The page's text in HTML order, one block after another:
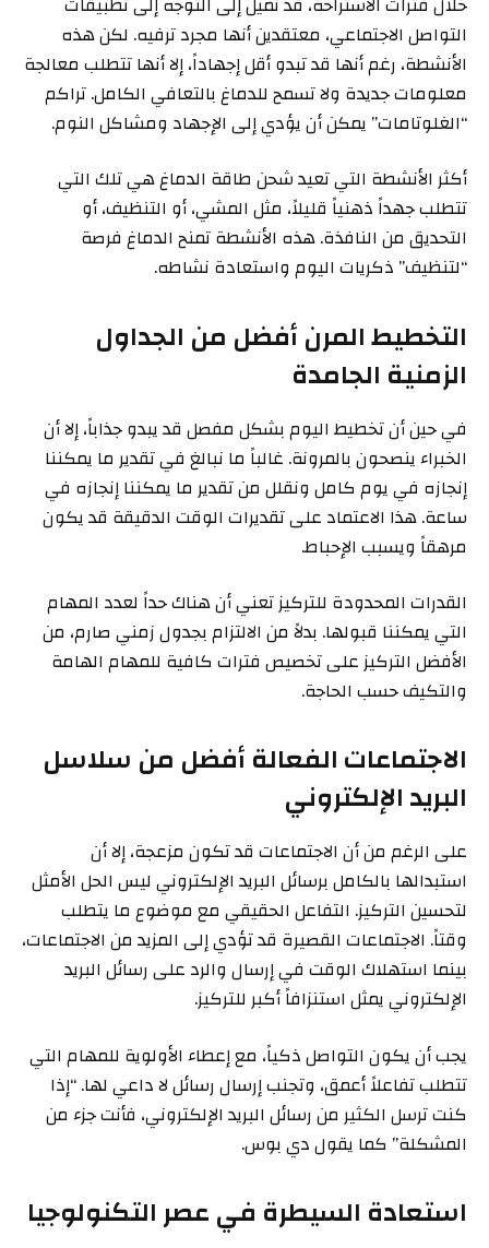
التواصل الاجتماعي، معتقدين أنها مجرد ترفيه. لكن هذه
الأنشطة، رغم أنها قد تبدو أقل إجهاداً، إلا أنها تتطلب معالجة
معلومات جديدة ولا تسمح للدماغ بالتعافي الكامل. تراكم
“الغلوتامات” يمكن أن يؤدي إلى الإجهاد ومشاكل النوم.
أكثر الأنشطة التي تعيد شحن طاقة الدماغ هي تلك التي
تتطلب جهداً ذهنياً قليلاً، مثل المشي، أو التنظيف، أو
التحديق من النافذة. هذه الأنشطة تمنح الدماغ فرصة
“لتنظيف” ذكريات اليوم واستعادة نشاطه.
التخطيط المرن أفضل من الجداول
الزمنية الجامدة
في حين أن تخطيط اليوم بشكل مفصل قد يبدو جذاباً، إلا أن
الخبراء ينصحون بالمرونة. غالباً ما نبالغ في تقدير ما يمكننا
إنجازه في يوم كامل ونقلل من تقدير ما يمكننا إنجازه في
ساعة. هذا الاعتماد على تقديرات الوقت الدقيقة قد يكون
مرهقاً ويسبب الإحباط.
القدرات المحدودة للتركيز تعني أن هناك حداً لعدد المهام
التي يمكننا قبولها. بدلاً من الالتزام بجدول زمني صارم، من
الأفضل التركيز على تخصيص فترات كافية للمهام الهامة
والتكيف حسب الحاجة.
الاجتماعات الفعالة أفضل من سلاسل
البريد الإلكتروني
على الرغم من أن الاجتماعات قد تكون مزعجة، إلا أن
استبدالها بالكامل برسائل البريد الإلكتروني ليس الحل الأمثل
لتحسين التركيز. التفاعل الحقيقي مع موضوع ما يتطلب
وقتاً. الاجتماعات القصيرة قد تؤدي إلى المزيد من الاجتماعات،
بينما استهلاك الوقت في إرسال والرد على رسائل البريد
الإلكتروني يمثل استنزافاً أكبر للتركيز.
يجب أن يكون التواصل ذكياً، مع إعطاء الأولوية للمهام التي
تتطلب تفاعلاً أعمق، وتجنب إرسال رسائل لا داعي لها. “إذا
كنت ترسل الكثير من رسائل البريد الإلكتروني، فأنت جزء من
المشكلة” كما يقول دي بوس.
استعادة السيطرة في عصر التكنولوجيا